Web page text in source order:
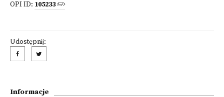
OPI ID: 105233
Udostępnij:
Informacje